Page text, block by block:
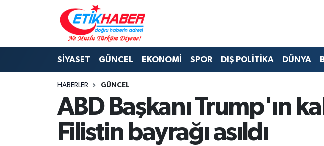
SİYASET GÜNCEL EKONOMİ SPOR DIŞ POLİTİKA DÜNYA
HABERLER GÜNCEL
ABD Başkanı Trump'ın
Filistin bayrağı asıldı
BİLİM-TEKNOLOJİ
DIŞ POLİTİKA
EĞİTİM GENÇLİK
EKONOMİ
Nöbetçi Eczaneler
Hava Durumu
İstanbul Namaz Vakitleri
Trafik Durumu
Süper Lig Puan Durumu ve Fikstür